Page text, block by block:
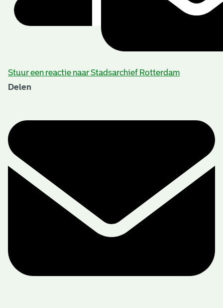
Stuur een reactie naar Stadsarchief Rotterdam
Delen